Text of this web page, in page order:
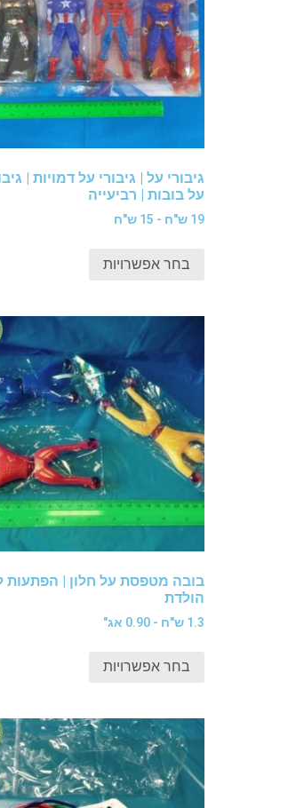
גיבורי על | גיבורי על דמויות |
על בובות | רביעייה
19 ש"ח - 15 ש"ח
בחר אפשרויות
בובה מטפסת על חלון | הפתעות
הולדת
1.3 ש"ח - 0.90 אג"
בחר אפשרויות